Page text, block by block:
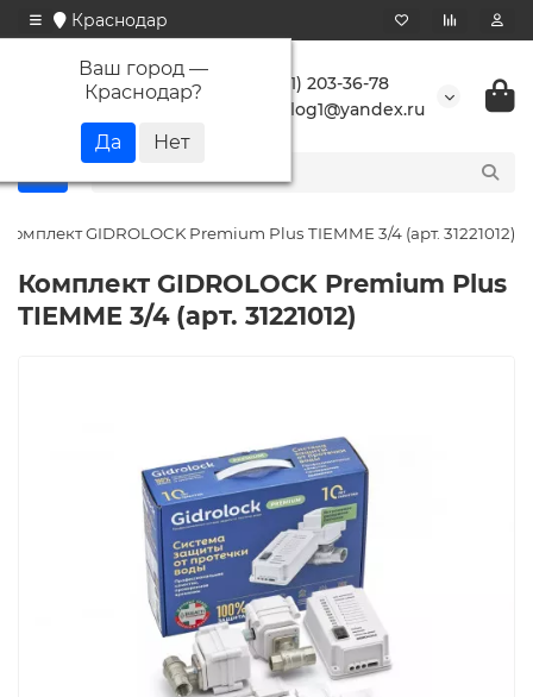
Краснодар
Ваш город —
Краснодар?
+7 (861) 203-36-78
buranlog1@yandex.ru
Комплект GIDROLOCK Premium Plus TIEMME 3/4 (арт. 31221012)
Комплект GIDROLOCK Premium Plus
TIEMME 3/4 (арт. 31221012)